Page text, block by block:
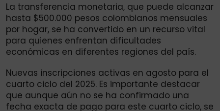
La transferencia monetaria, que puede alcanzar
hasta $500.000 pesos colombianos mensuales
por hogar, se ha convertido en un recurso vital
para quienes enfrentan dificultades
económicas en diferentes regiones del país.
Nuevas inscripciones activas en agosto para el
cuarto ciclo del 2025. Es importante destacar
que aunque aún no se ha confirmado una
fecha exacta de pago para este cuarto ciclo, se